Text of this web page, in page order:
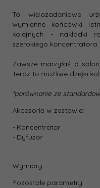
To wielozadaniowe
wymienne końcówki.
kolejnych - nakładki
szerokiego koncentratora.
Zawsze marzyłaś o
Teraz to możliwe dzięki
*porównanie ze
Akcesoria w zestawie:
- Koncentrator
- Dyfuzor
Wymiary:
Pozostałe parametry: